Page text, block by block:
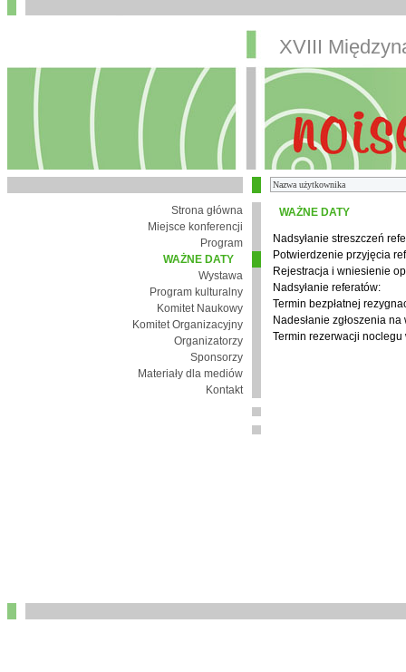
XVIII
Strona główna
Miejsce konferencji
Program
WAŻNE DATY
Wystawa
Program kulturalny
Komitet Naukowy
Komitet Organizacyjny
Organizatorzy
Sponsorzy
Materiały dla mediów
Kontakt
WAŻNE DATY
Nadsyłanie streszczeń
Potwierdzenie przyjęcia
Rejestracja i wniesienie
Nadsyłanie referatów:
Termin bezpłatnej
Nadesłanie zgłoszenia na
Termin rezerwacji